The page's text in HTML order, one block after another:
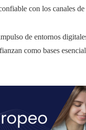
con los canales
de entornos
como bases